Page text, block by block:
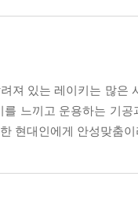
져 있는 레이키는 많은
를 느끼고 운용하는 기
현대인에게 안성맞춤